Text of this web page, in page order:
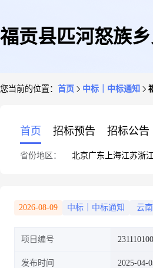
福贡县匹河怒族
您当前的位置： 首页 中标｜中标通知
首页 招标预告 招标公告
省份地区： 北京广东 上海江苏浙江
2026-08-09 中标｜中标通知 云
项目编号
发布时间 2025-04-